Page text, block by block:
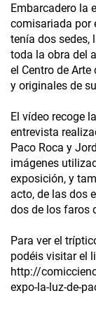
Embarcadero la
comisariada por
tenía dos sedes,
toda la obra del
el Centro de
y originales de
El vídeo recoge
entrevista
Paco Roca y
imágenes
exposición, y
acto, de las dos
dos de los faros
Para ver el
podéis visitar el
http://
expo-la-luz-de-